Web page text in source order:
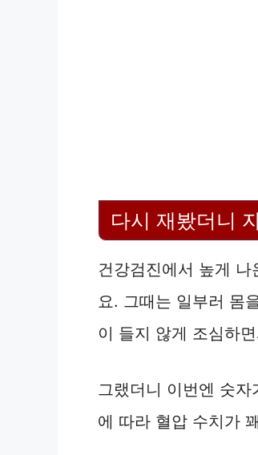
다시 재봤더니
건강검진에서 높게
요. 그때는 일부러 몸
이 들지 않게 조심하
그랬더니 이번엔 숫자
에 따라 혈압 수치가